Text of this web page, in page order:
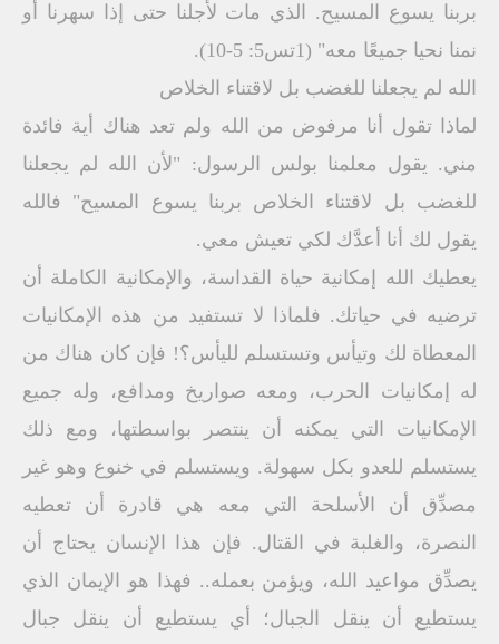
بربنا يسوع المسيح. الذي مات لأجلنا حتى إذا سهرنا أو
نمنا نحيا جميعًا معه" (1تس5: 5-10).
الله لم يجعلنا للغضب بل لاقتناء الخلاص
لماذا تقول أنا مرفوض من الله ولم تعد هناك أية فائدة
مني. يقول معلمنا بولس الرسول: "لأن الله لم يجعلنا
للغضب بل لاقتناء الخلاص بربنا يسوع المسيح" فالله
يقول لك أنا أعدَّك لكي تعيش معي.
يعطيك الله إمكانية حياة القداسة، والإمكانية الكاملة أن
ترضيه في حياتك. فلماذا لا تستفيد من هذه الإمكانيات
المعطاة لك وتيأس وتستسلم لليأس؟! فإن كان هناك من
له إمكانيات الحرب، ومعه صواريخ ومدافع، وله جميع
الإمكانيات التي يمكنه أن ينتصر بواسطتها، ومع ذلك
يستسلم للعدو بكل سهولة. ويستسلم في خنوع وهو غير
مصدِّق أن الأسلحة التي معه هي قادرة أن تعطيه
النصرة، والغلبة في القتال. فإن هذا الإنسان يحتاج أن
يصدِّق مواعيد الله، ويؤمن بعمله.. فهذا هو الإيمان الذي
يستطيع أن ينقل الجبال؛ أي يستطيع أن ينقل جبال